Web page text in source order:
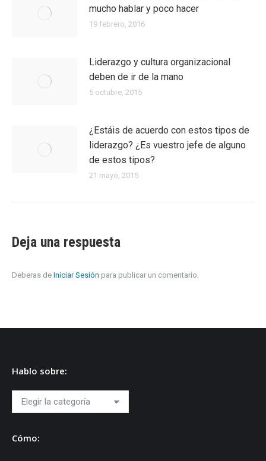
mucho hablar y poco hacer
19 febrero, 2016
Liderazgo y cultura organizacional
deben de ir de la mano
5 octubre, 2015
¿Estáis de acuerdo con estos tipos de
liderazgo? ¿Es vuestro jefe de alguno
de estos tipos?
21 mayo, 2015
Deja una respuesta
Deberas de Iniciar Sesión para publicar un comentario.
Hablo sobre:
Hablo
sobre:
Cómo: